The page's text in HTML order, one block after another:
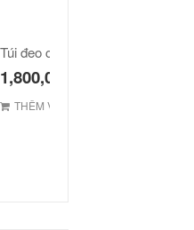
1,800,000
THÊM VÀO GIỎ